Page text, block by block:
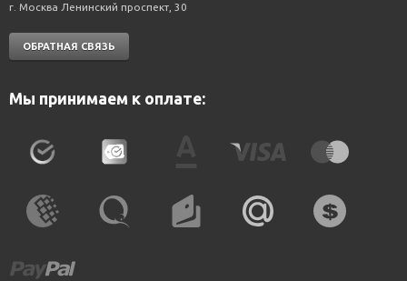
г. Москва Ленинский проспект, 30
ОБРАТНАЯ СВЯЗЬ
Мы принимаем к оплате: